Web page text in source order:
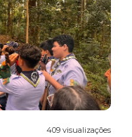
409 visualizações